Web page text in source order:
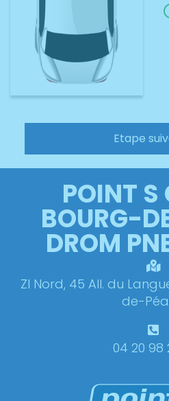
Etape
POINT S
BOURG-
DROM
ZI Nord, 45 All. du
de-
04 20 98